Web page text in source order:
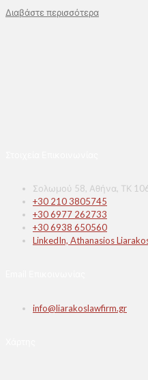
Διαβάστε περισσότερα
Σολωμού 58, Αθήνα, ΤΚ
+30 210 3805745
+30 6977 262733
+30 6938 650560
LinkedIn, Athanasios
info@liarakoslawfirm.gr